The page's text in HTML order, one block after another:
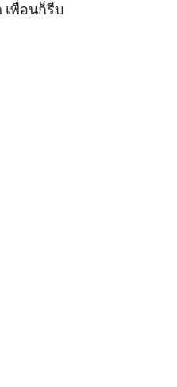
เพื่อนก็รีบ